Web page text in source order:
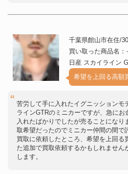
千葉県館山市在住/
買い取った商品名
日産 スカイライン
希望を上回る高額
苦労して手に入れたイグニッションモ
ラインGTRのミニカーですが、急にお
入れたばかりでしたが売ることになり
取希望だったのでミニカー仲間の間で
買取に依頼したところ、希望を上回る
た追加で買取依頼するかもしれません
します。